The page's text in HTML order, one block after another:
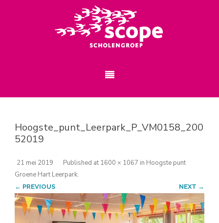
Hoogste_punt_Leerpark_P_VM0158_200
52019
Published
21 mei 2019 at 1600 × 1067 in Hoogste punt
Groene Hart Leerpark.
← PREVIOUS NEXT →